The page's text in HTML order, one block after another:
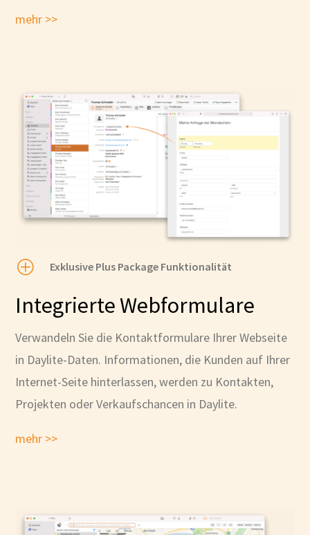
mehr >>
P Exklusive Plus Package Funktionalität
Integrierte Webformulare
Verwandeln Sie die Kontaktformulare Ihrer Webseite
in Daylite-Daten. Informationen, die Kunden auf Ihrer
Internet-Seite hinterlassen, werden zu Kontakten,
Projekten oder Verkaufschancen in Daylite.
mehr >>